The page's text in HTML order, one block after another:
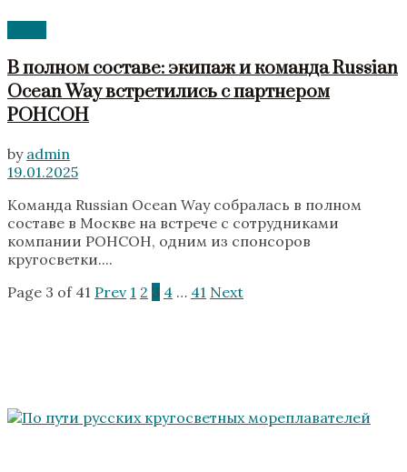
В полном составе: экипаж и команда Russian
Ocean Way встретились с партнером
РОНСОН
by admin
19.01.2025
Команда Russian Ocean Way собралась в полном
составе в Москве на встрече с сотрудниками
компании РОНСОН, одним из спонсоров
кругосветки....
Page 3 of 41 Prev 1 2 3 4 … 41 Next